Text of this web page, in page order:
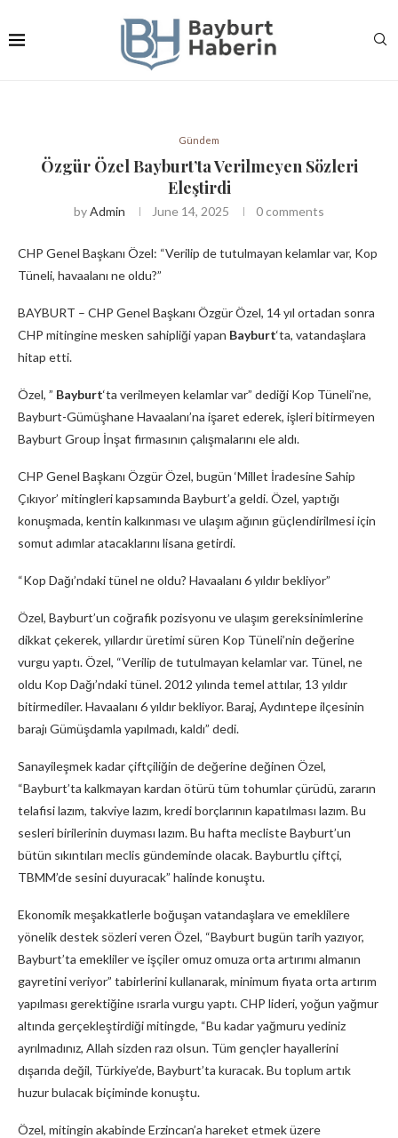
Gündem
Özgür Özel Bayburt’ta Verilmeyen Sözleri
Eleştirdi
byAdmin June 14, 2025 0 comments
CHP Genel Başkanı Özel: “Verilip de tutulmayan kelamlar var, Kop
Tüneli, havaalanı ne oldu?”
BAYBURT – CHP Genel Başkanı Özgür Özel, 14 yıl ortadan sonra
CHP mitingine mesken sahipliği yapan Bayburt‘ta, vatandaşlara
hitap etti.
Özel, ” Bayburt‘ta verilmeyen kelamlar var” dediği Kop Tüneli’ne,
Bayburt-Gümüşhane Havaalanı’na işaret ederek, işleri bitirmeyen
Bayburt Group İnşat firmasının çalışmalarını ele aldı.
CHP Genel Başkanı Özgür Özel, bugün ‘Millet İradesine Sahip
Çıkıyor’ mitingleri kapsamında Bayburt’a geldi. Özel, yaptığı
konuşmada, kentin kalkınması ve ulaşım ağının güçlendirilmesi için
somut adımlar atacaklarını lisana getirdi.
“Kop Dağı’ndaki tünel ne oldu? Havaalanı 6 yıldır bekliyor”
Özel, Bayburt’un coğrafik pozisyonu ve ulaşım gereksinimlerine
dikkat çekerek, yıllardır üretimi süren Kop Tüneli’nin değerine
vurgu yaptı. Özel, “Verilip de tutulmayan kelamlar var. Tünel, ne
oldu Kop Dağı’ndaki tünel. 2012 yılında temel attılar, 13 yıldır
bitirmediler. Havaalanı 6 yıldır bekliyor. Baraj, Aydıntepe ilçesinin
barajı Gümüşdamla yapılmadı, kaldı” dedi.
Sanayileşmek kadar çiftçiliğin de değerine değinen Özel,
“Bayburt’ta kalkmayan kardan ötürü tüm tohumlar çürüdü, zararın
telafisi lazım, takviye lazım, kredi borçlarının kapatılması lazım. Bu
sesleri birilerinin duyması lazım. Bu hafta mecliste Bayburt’un
bütün sıkıntıları meclis gündeminde olacak. Bayburtlu çiftçi,
TBMM’de sesini duyuracak” halinde konuştu.
Ekonomik meşakkatlerle boğuşan vatandaşlara ve emeklilere
yönelik destek sözleri veren Özel, “Bayburt bugün tarih yazıyor,
Bayburt’ta emekliler ve işçiler omuz omuza orta artırımı almanın
gayretini veriyor” tabirlerini kullanarak, minimum fiyata orta artırım
yapılması gerektiğine ısrarla vurgu yaptı. CHP lideri, yoğun yağmur
altında gerçekleştirdiği mitingde, “Bu kadar yağmuru yediniz
ayrılmadınız, Allah sizden razı olsun. Tüm gençler hayallerini
dışarıda değil, Türkiye’de, Bayburt’ta kuracak. Bu toplum artık
huzur bulacak biçiminde konuştu.
Özel, mitingin akabinde Erzincan’a hareket etmek üzere